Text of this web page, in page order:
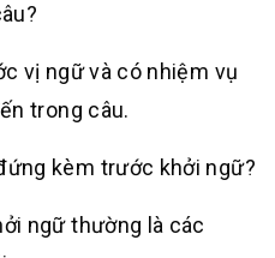
vị ngữ và có nhiệm vụ
trong câu.
kèm trước khởi ngữ?
ngữ thường là các